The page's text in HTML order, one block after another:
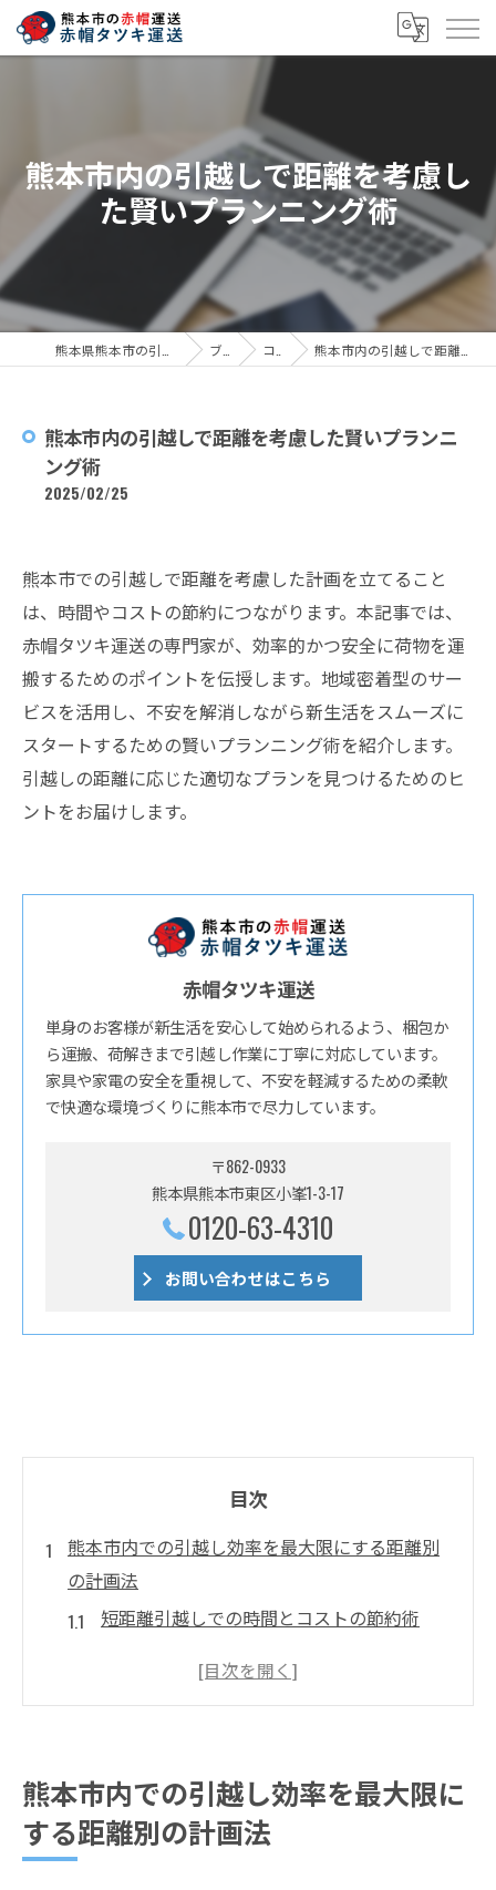
熊本市内の引越しで距離を考慮し
た賢いプランニング術
ブログ コラム 熊本市内の引越しで距離を考慮した賢いプランニング術
熊本市内の引越しで距離を考慮した賢いプランニ
ング術
2025/02/25
熊本市での引越しで距離を考慮した計画を立てること
は、時間やコストの節約につながります。本記事では、
赤帽タツキ運送の専門家が、効率的かつ安全に荷物を運
搬するためのポイントを伝授します。地域密着型のサー
ビスを活用し、不安を解消しながら新生活をスムーズに
スタートするための賢いプランニング術を紹介します。
引越しの距離に応じた適切なプランを見つけるためのヒ
ントをお届けします。
赤帽タツキ運送
単身のお客様が新生活を安心して始められるよう、梱包か
ら運搬、荷解きまで引越し作業に丁寧に対応しています。
家具や家電の安全を重視して、不安を軽減するための柔軟
で快適な環境づくりに熊本市で尽力しています。
〒862-0933
熊本県熊本市東区小峯1-3-17
0120-63-4310
お問い合わせはこちら
目次
熊本市内での引越し効率を最大限にする距離別
の計画法
短距離引越しでの時間とコストの節約術
中距離引越しにおける荷物の最適パッキン
距離別に異なる引越し業者の選び方と交渉
術
熊本市内での引越し効率を最大限に
する距離別の計画法